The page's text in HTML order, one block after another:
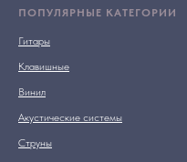
ПОПУЛЯРНЫЕ КАТЕГОРИИ
Гитары
Клавишные
Винил
Акустические системы
Струны